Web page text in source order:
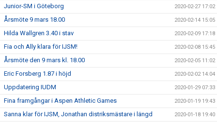
Junior-SM i Göteborg 2020-02-27 17:02
Årsmöte 9 mars 18.00 2020-02-14 15:05
Hilda Wallgren 3.40 i stav 2020-02-09 17:18
Fia och Ally klara för IJSM! 2020-02-08 15:45
Årsmöte den 9 mars kl. 18.00 2020-02-05 11:02
Eric Forsberg 1.87 i höjd 2020-02-02 14:04
Uppdatering IUDM 2020-01-29 07:33
Fina framgångar i Aspen Athletic Games 2020-01-19 19:43
Sanna klar för IJSM, Jonathan distriksmästare i längd 2020-01-18 19:40